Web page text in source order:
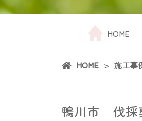
HOME
HOME 施工事
鴨川市 伐採